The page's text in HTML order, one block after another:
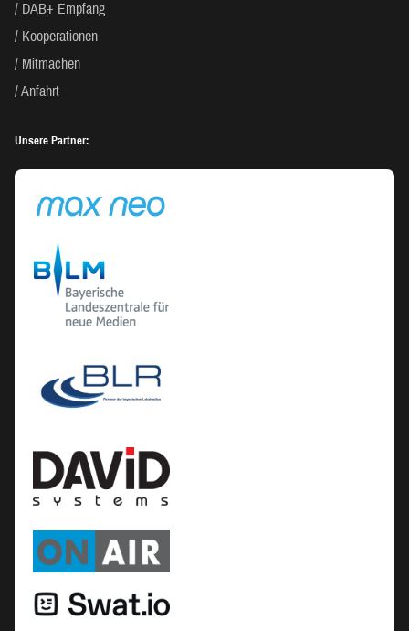
DAB+ Empfang
Kooperationen
Mitmachen
Anfahrt
Unsere Partner: